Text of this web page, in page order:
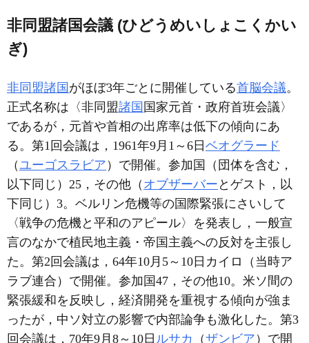
非同盟諸国会議 (ひどうめいしょこくかい
ぎ)
非同盟諸国 がほぼ3年ごとに開催している首脳会議。
正式名称は〈非同盟諸国 国家元首・政府首班会議〉
であるが，元首や首相の出席率は低下の傾向にあ
る。第1回会議は，1961年9月1～6日 ベオグラード
（ユーゴスラビア ）で開催。参加国（団体を含む，
以下同じ）25，その他（ オブザーバー とゲスト，以
下同じ）3。ベルリン危機等の国際緊張にさいして
〈戦争の危機と平和のアピール〉を発表し，一般宣
言のなかで植民地主義・帝国主義への反対を主張し
た。第2回会議は，64年10月5～10日カイロ（当時ア
ラブ連合）で開催。参加国47，その他10。米ソ間の
緊張緩和を反映し，経済開発を重視する傾向が強ま
ったが，中ソ対立の影響で内部論争も激化した。第3
回会議は，70年9月8～10日 ルサカ （ザンビア ）で開